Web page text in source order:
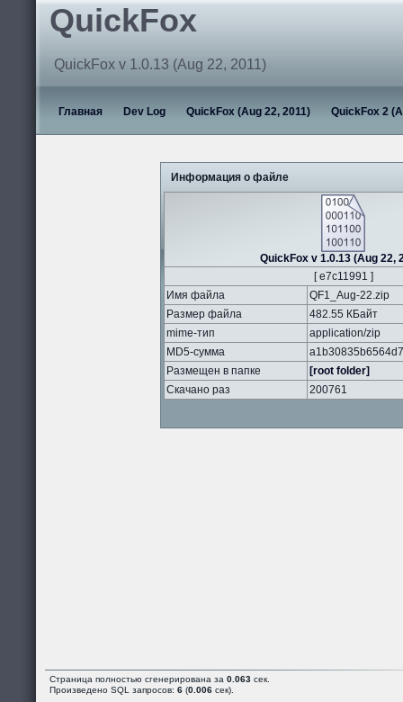
QuickFox
QuickFox v 1.0.13 (Aug 22, 2011)
Главная Dev Log QuickFox (Aug 22, 2011) QuickFox 2
Информация о файле
QuickFox v 1.0.13 (Aug 22,
[ e7c11991 ]
Имя файла
QF1_Aug-22.zip
Размер файла
482.55 КБайт
mime-тип
application/zip
MD5-сумма
Размещен в папке
[root folder]
Скачано раз
200761
Страница полностью сгенерирована за 0.063 сек.
Произведено SQL запросов: 6 (0.006 сек).